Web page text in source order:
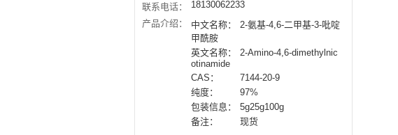
联系电话：
18130062233
产品介绍：
中文名称：
2-氨基-4,6-二甲基-3-吡啶
甲酰胺
英文名称：
2-Amino-4,6-dimethylnic
otinamide
CAS：
7144-20-9
纯度：
97%
包装信息：
5g25g100g
备注：
现货